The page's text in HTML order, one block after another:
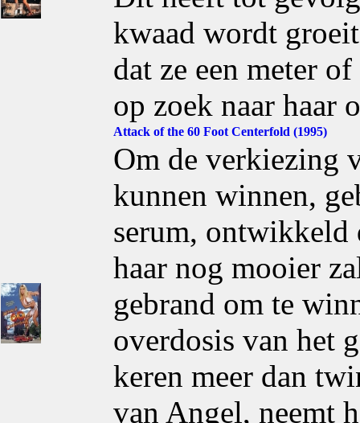
kwaad wordt
dat ze een meter
op zoek naar haar
Attack of the 60 Foot Centerfold (1995)
Om de verkiezing
kunnen winnen,
serum, ontwikkeld
haar nog mooier
gebrand om te
overdosis van het
keren meer dan
van Angel, neemt